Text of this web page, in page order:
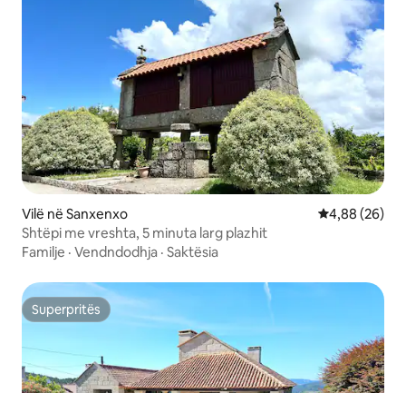
Vilë në Sanxenxo Vlerësimi
4,88 (26)
Shtëpi me vreshta, 5 minuta larg plazhit
Familje · Vendndodhja · Saktësia
Superpritës
Superpritës